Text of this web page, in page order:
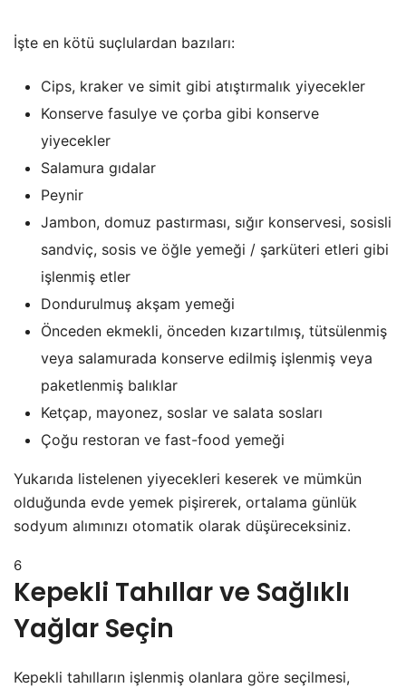
İşte en kötü suçlulardan bazıları:
Cips, kraker ve simit gibi atıştırmalık yiyecekler
Konserve fasulye ve çorba gibi konserve
yiyecekler
Salamura gıdalar
Peynir
Jambon, domuz pastırması, sığır konservesi, sosisli
sandviç, sosis ve öğle yemeği / şarküteri etleri gibi
işlenmiş etler
Dondurulmuş akşam yemeği
Önceden ekmekli, önceden kızartılmış, tütsülenmiş
veya salamurada konserve edilmiş işlenmiş veya
paketlenmiş balıklar
Ketçap, mayonez, soslar ve salata sosları
Çoğu restoran ve fast-food yemeği
Yukarıda listelenen yiyecekleri keserek ve mümkün
olduğunda evde yemek pişirerek, ortalama günlük
sodyum alımınızı otomatik olarak düşüreceksiniz.
6
Kepekli Tahıllar ve Sağlıklı
Yağlar Seçin
Kepekli tahılların işlenmiş olanlara göre seçilmesi,